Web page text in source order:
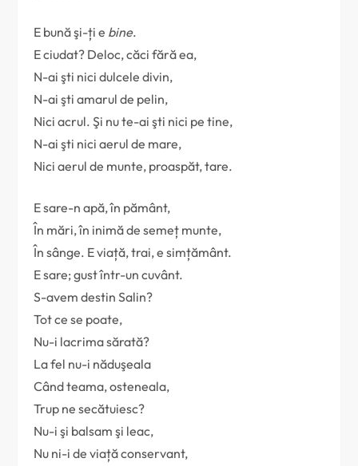
E bună şi-ți e bine.
E ciudat? Deloc, căci fără ea,
N-ai şti nici dulcele divin,
N-ai şti amarul de pelin,
Nici acrul. Şi nu te-ai şti nici pe tine,
N-ai şti nici aerul de mare,
Nici aerul de munte, proaspăt, tare.
E sare-n apă, în pământ,
În mări, în inimă de semeț munte,
În sânge. E viață, trai, e simțământ.
E sare; gust într-un cuvânt.
S-avem destin Salin?
Tot ce se poate,
Nu-i lacrima sărată?
La fel nu-i năduşeala
Când teama, osteneala,
Trup ne secătuiesc?
Nu-i şi balsam şi leac,
Nu ni-i de viață conservant,